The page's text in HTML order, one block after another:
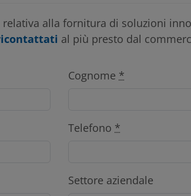
relativa alla fornitura di soluzioni
al più presto dal
Cognome *
Telefono *
Settore aziendale